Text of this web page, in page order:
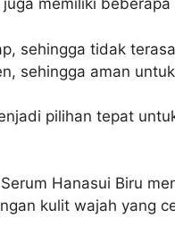
memiliki
sehingga tidak
sehingga aman
pilihan tepat
Hanasui Biru
kulit wajah yang